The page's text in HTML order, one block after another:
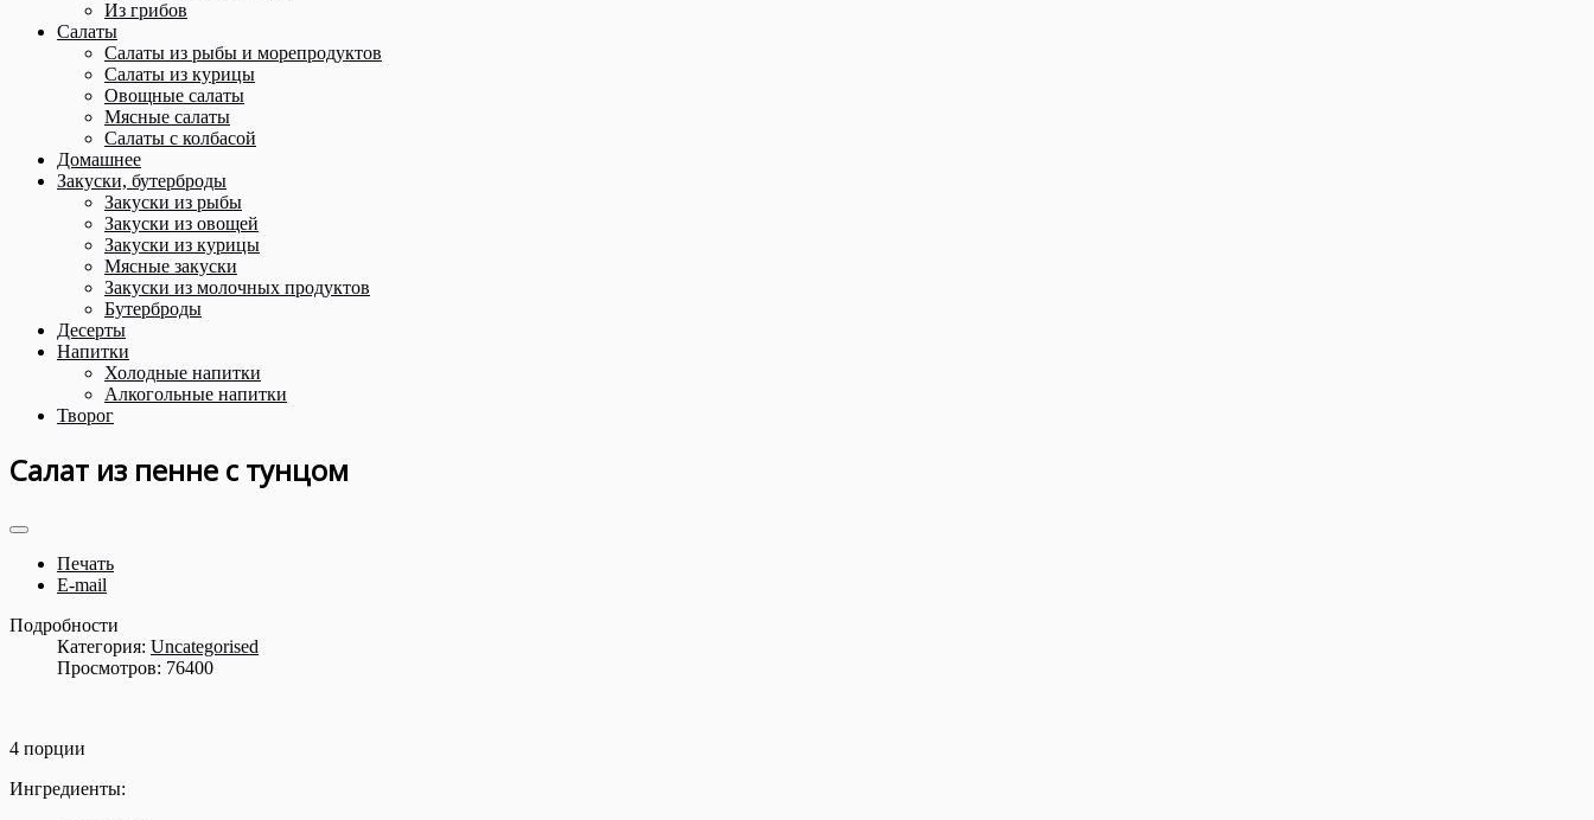
Из грибов
Салаты
Салаты из рыбы и морепродуктов
Салаты из курицы
Овощные салаты
Мясные салаты
Салаты с колбасой
Домашнее
Закуски, бутерброды
Закуски из рыбы
Закуски из овощей
Закуски из курицы
Мясные закуски
Закуски из молочных продуктов
Бутерброды
Десерты
Напитки
Холодные напитки
Алкогольные напитки
Творог
Салат из пенне с тунцом
Печать
E-mail
Подробности
Категория: Uncategorised
Просмотров: 76400
4 порции
Ингредиенты: